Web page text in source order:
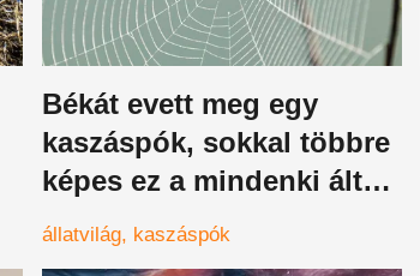
Békát evett meg egy
kaszáspók, sokkal többre
képes ez a mindenki által
ismert faj
állatvilág kaszáspók